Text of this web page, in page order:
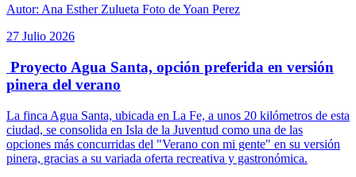
Autor: Ana Esther Zulueta Foto de Yoan Perez
27 Julio 2026
Proyecto Agua Santa, opción preferida en versión
pinera del verano
La finca Agua Santa, ubicada en La Fe, a unos 20 kilómetros de esta
ciudad, se consolida en Isla de la Juventud como una de las
opciones más concurridas del "Verano con mi gente" en su versión
pinera, gracias a su variada oferta recreativa y gastronómica.